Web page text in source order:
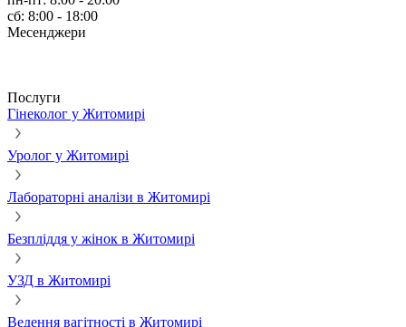
сб: 8:00 - 18:00
Месенджери
Послуги
Гінеколог у Житомирі
Уролог у Житомирі
Лабораторні аналізи в Житомирі
Безпліддя у жінок в Житомирі
УЗД в Житомирі
Ведення вагітності в Житомирі